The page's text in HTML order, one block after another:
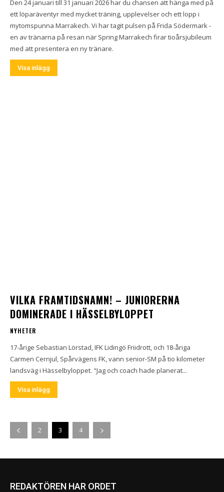
Den 24 januari till 31 januari 2026 har du chansen att hänga med på
ett löparäventyr med mycket träning, upplevelser och ett lopp i
mytomspunna Marrakech. Vi har tagit pulsen på Frida Södermark -
en av tränarna på resan när Spring Marrakech firar tioårsjubileum
med att presentera en ny tränare.
Visa inlägg
VILKA FRAMTIDSNAMN! – JUNIORERNA
DOMINERADE I HÄSSELBYLOPPET
NYHETER
17-årige Sebastian Lörstad, IFK Lidingö Friidrott, och 18-åriga
Carmen Cernjul, Spårvägens FK, vann senior-SM på tio kilometer
landsväg i Hässelbyloppet. "Jag och coach hade planerat...
Visa inlägg
2 3 4
REDAKTÖREN HAR ORDET